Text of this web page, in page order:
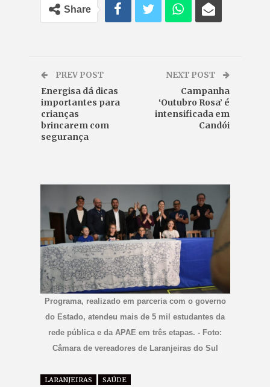
Share
PREV POST
Energisa dá dicas
importantes para
crianças
brincarem com
segurança
NEXT POST
Campanha
‘Outubro Rosa’ é
intensificada em
Candói
Programa, realizado em parceria com o governo
do Estado, atendeu mais de 5 mil estudantes da
rede pública e da APAE em três etapas. - Foto:
Câmara de vereadores de Laranjeiras do Sul
LARANJEIRAS SAÚDE